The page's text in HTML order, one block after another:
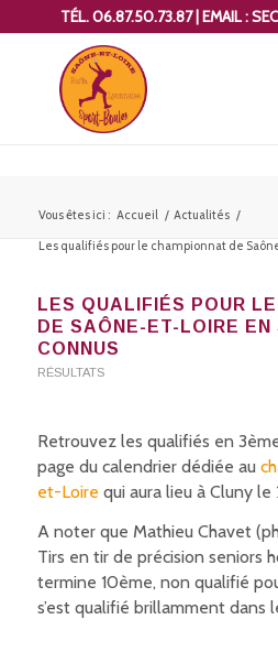
TÉL. 06.87.50.73.87 | EMAIL :
Vous êtes ici : Accueil / Actualités /
Les qualifiés pour le championnat de
LES QUALIFIÉS POUR
DE SAÔNE-ET-LOIRE EN
CONNUS
RÉSULTATS
Retrouvez les qualifiés en
page du calendrier dédiée au
et-Loire qui aura lieu à Cluny le
A noter que Mathieu Chavet
Tirs en tir de précision seniors
termine 10ème, non qualifié
s’est qualifié brillamment dans